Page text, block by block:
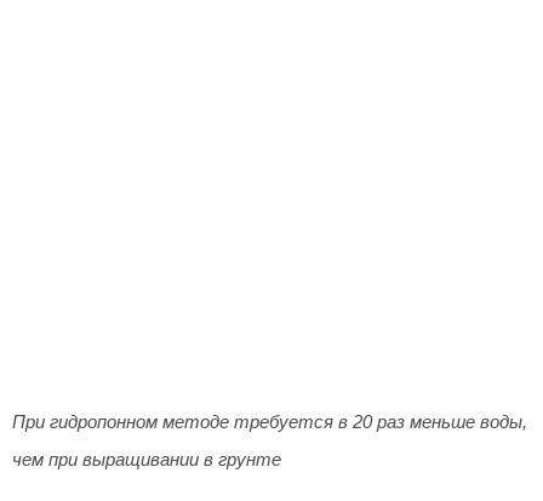
При гидропонном методе требуется в 20 раз меньше воды,
чем при выращивании в грунте